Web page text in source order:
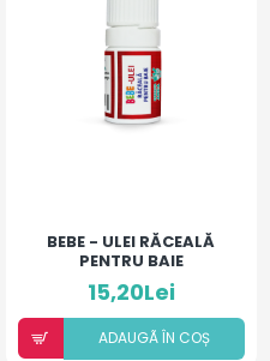
BEBE - ULEI RĂCEALĂ
PENTRU BAIE
15,20Lei
ADAUGÃ ÎN COȘ